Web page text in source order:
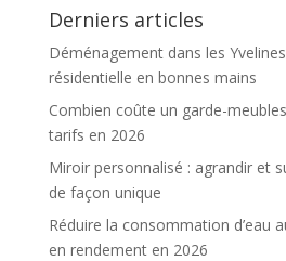
Derniers articles
Déménagement dans les
résidentielle en bonnes mains
Combien coûte un garde-
tarifs en 2026
Miroir personnalisé : agrandir et
de façon unique
Réduire la consommation d’eau
en rendement en 2026